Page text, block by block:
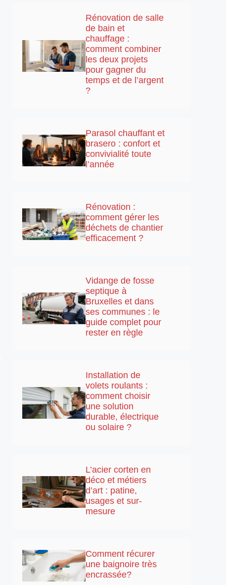
Rénovation de salle
de bain et
chauffage :
comment combiner
les deux projets
pour gagner du
temps et de l’argent
?
Parasol chauffant et
brasero : confort et
convivialité toute
l’année
Rénovation :
comment gérer les
déchets de chantier
efficacement ?
Vidange de fosse
septique à
Bruxelles et dans
ses communes : le
guide complet pour
rester en règle
Installation de
volets roulants :
comment choisir
une solution
durable, électrique
ou solaire ?
L’acier corten en
déco et métiers
d’art : patine,
usages et sur-
mesure
Comment récurer
une baignoire très
encrassée?